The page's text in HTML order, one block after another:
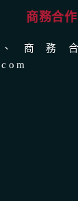
商務合作
商務